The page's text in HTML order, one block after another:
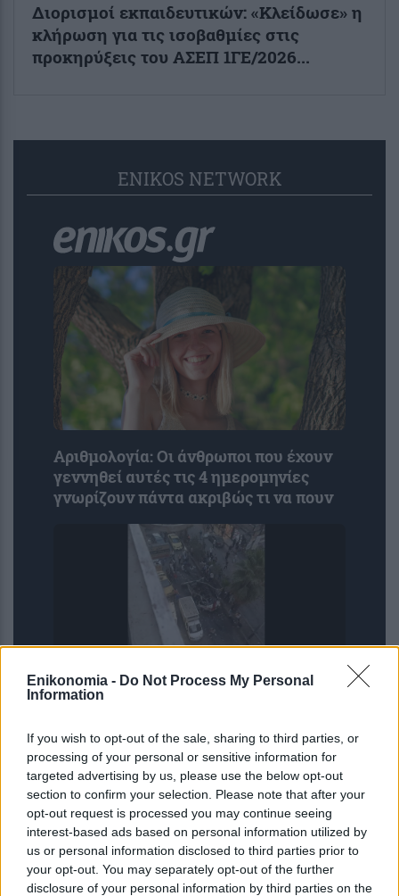
Enikonomia - Do Not Process My Personal
Information
If you wish to opt-out of the sale, sharing to third parties, or
processing of your personal or sensitive information for
targeted advertising by us, please use the below opt-out
section to confirm your selection. Please note that after your
opt-out request is processed you may continue seeing
interest-based ads based on personal information utilized by
us or personal information disclosed to third parties prior to
your opt-out. You may separately opt-out of the further
disclosure of your personal information by third parties on the
Διορισμοί εκπαιδευτικών: «Κλείδωσε» η
κλήρωση για τις ισοβαθμίες στις
προκηρύξεις του ΑΣΕΠ 1ΓΕ/2026...
ENIKOS NETWORK
Αριθμολογία: Οι άνθρωποι που έχουν
γεννηθεί αυτές τις 4 ημερομηνίες
γνωρίζουν πάντα ακριβώς τι να πουν
οχήματος στη Δαμασκό – Νεκροί και
τραυματίες